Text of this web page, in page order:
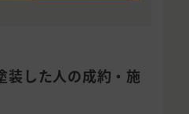
装した人の成約・施